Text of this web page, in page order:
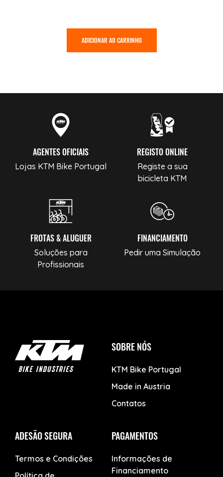
ADICIONAR AO CARRINHO
AGENTES OFICIAIS
Lojas KTM Bike Portugal
REGISTO ONLINE
Registe a sua
bicicleta KTM
FROTAS & ALUGUER
Soluções para
Profissionais
FINANCIAMENTO
Pedir uma Simulação
SOBRE NÓS
KTM Bike Portugal
Made in Austria
Contatos
ADESÃO SEGURA
Termos e Condições
PAGAMENTOS
Informações de
Financiamento